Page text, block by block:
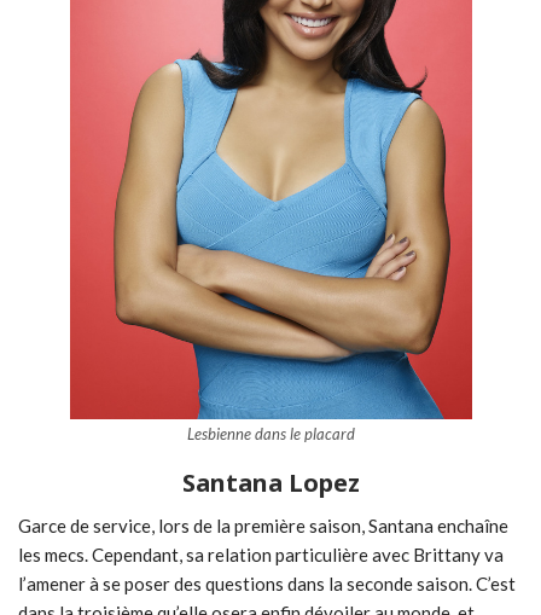
Lesbienne dans le placard
Santana Lopez
Garce de service, lors de la première saison, Santana enchaîne
les mecs. Cependant, sa relation particulière avec Brittany va
l’amener à se poser des questions dans la seconde saison. C’est